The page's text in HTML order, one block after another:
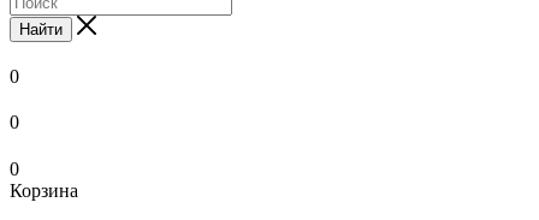
Найти
0
0
0
Корзина